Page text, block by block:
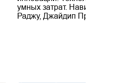
умных затрат. Нави
Раджу, Джайдип Прабху